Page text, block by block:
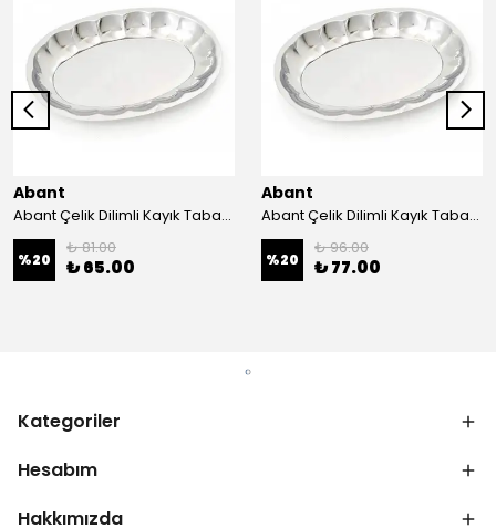
Abant
Abant Çelik Dilimli Kayık Tabak No:1 ; 14x21 cm.
%20
₺ 81.00
₺ 65.00
Abant
Abant Çelik Dilimli Kayık Tabak No:2 ; 16,5x24,5 cm.
%20
₺ 96.00
₺ 77.00
Kategoriler
Hesabım
Hakkımızda